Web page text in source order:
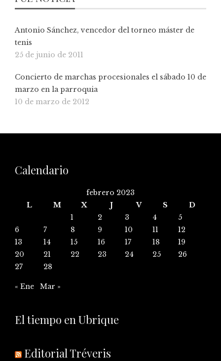
Antonio Sánchez, vencedor del torneo máster de
tenis
25 de junio de 2011
Concierto de marchas procesionales el sábado 10 de
marzo en la parroquia
10 de marzo de 2012
Calendario
febrero 2023
L
M X J V S
D
1
2 3 4
5
6
7 8 9 10 11
12
13
14 15 16 17 18
19
20
21 22 23 24 25
26
27
28
« Ene Mar »
El tiempo en Ubrique
Editorial Tréveris